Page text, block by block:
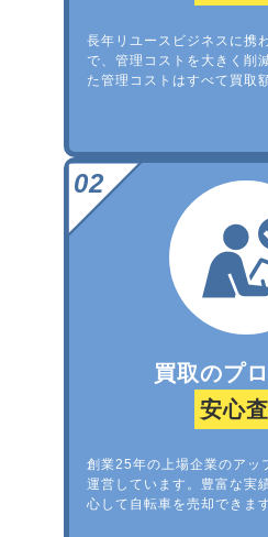
長年リユースビジネスに携
で、管理コストを大きく削
た管理コストはすべて買取
買取のプ
安心
創業25年の上場企業のアッ
運営しています。豊富な実
心して自転車を売却できま